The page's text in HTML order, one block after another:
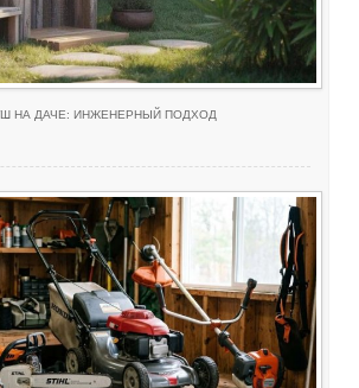
НА ДАЧЕ: ИНЖЕНЕРНЫЙ ПОДХОД